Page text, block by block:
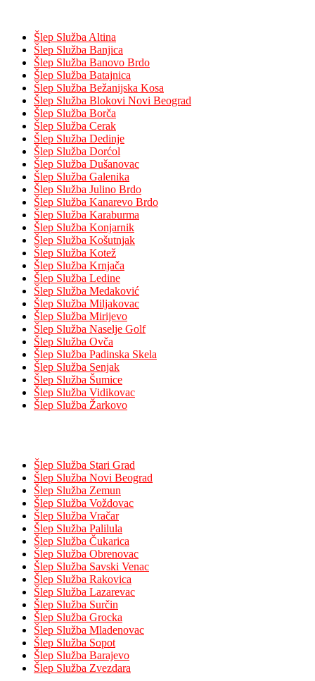
Šlep Služba Altina
Šlep Služba Banjica
Šlep Služba Banovo Brdo
Šlep Služba Batajnica
Šlep Služba Bežanijska Kosa
Šlep Služba Blokovi Novi Beograd
Šlep Služba Borča
Šlep Služba Cerak
Šlep Služba Dedinje
Šlep Služba Dorćol
Šlep Služba Dušanovac
Šlep Služba Galenika
Šlep Služba Julino Brdo
Šlep Služba Kanarevo Brdo
Šlep Služba Karaburma
Šlep Služba Konjarnik
Šlep Služba Košutnjak
Šlep Služba Kotež
Šlep Služba Krnjača
Šlep Služba Ledine
Šlep Služba Medaković
Šlep Služba Miljakovac
Šlep Služba Mirijevo
Šlep Služba Naselje Golf
Šlep Služba Ovča
Šlep Služba Padinska Skela
Šlep Služba Senjak
Šlep Služba Šumice
Šlep Služba Vidikovac
Šlep Služba Žarkovo
Šlep Služba Stari Grad
Šlep Služba Novi Beograd
Šlep Služba Zemun
Šlep Služba Voždovac
Šlep Služba Vračar
Šlep Služba Palilula
Šlep Služba Čukarica
Šlep Služba Obrenovac
Šlep Služba Savski Venac
Šlep Služba Rakovica
Šlep Služba Lazarevac
Šlep Služba Surčin
Šlep Služba Grocka
Šlep Služba Mladenovac
Šlep Služba Sopot
Šlep Služba Barajevo
Šlep Služba Zvezdara